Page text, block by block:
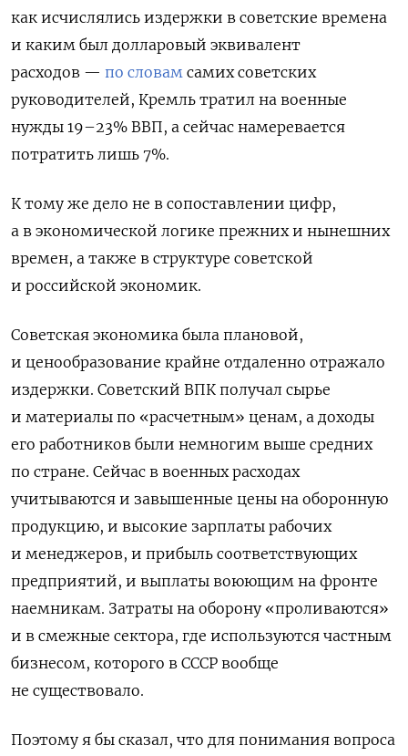
как исчислялись издержки в советские времена
и каким был долларовый эквива­лент
расходов — по словам самих советских
руководителей, Кремль тратил на военные
нужды 19–23% ВВП, а сейчас намеревается
потратить лишь 7%.
К тому же дело не в со­поставлении цифр,
а в экономической логике прежних и нынеш­них
вре­мен, а также в структуре советской
и российской экономик.
Советская экономика была плановой,
и ценообразование крайне отдаленно отражало
издержки. Советский ВПК получал сырье
и материалы по «расчетным» ценам, а доходы
его работников были немногим выше средних
по стране. Сейчас в военных расходах
учитываются и завышенные цены на оборонную
продукцию, и высокие зарплаты рабочих
и менеджеров, и прибыль соответствующих
предприятий, и выплаты воюющим на фронте
наемникам. Затраты на оборону «проливаются»
и в смежные сектора, где используются частным
бизнесом, которого в СССР вообще
не существовало.
Поэтому я бы сказал, что для понимания вопроса